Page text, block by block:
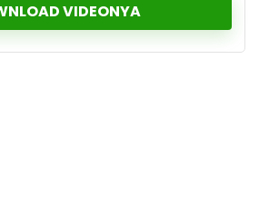
VIDEONYA